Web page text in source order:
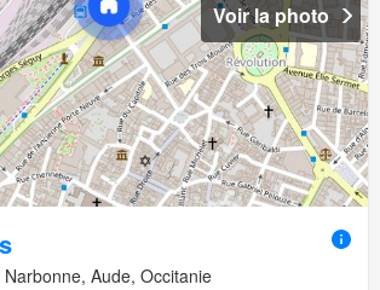
Voir la photo
Aude, Occitanie